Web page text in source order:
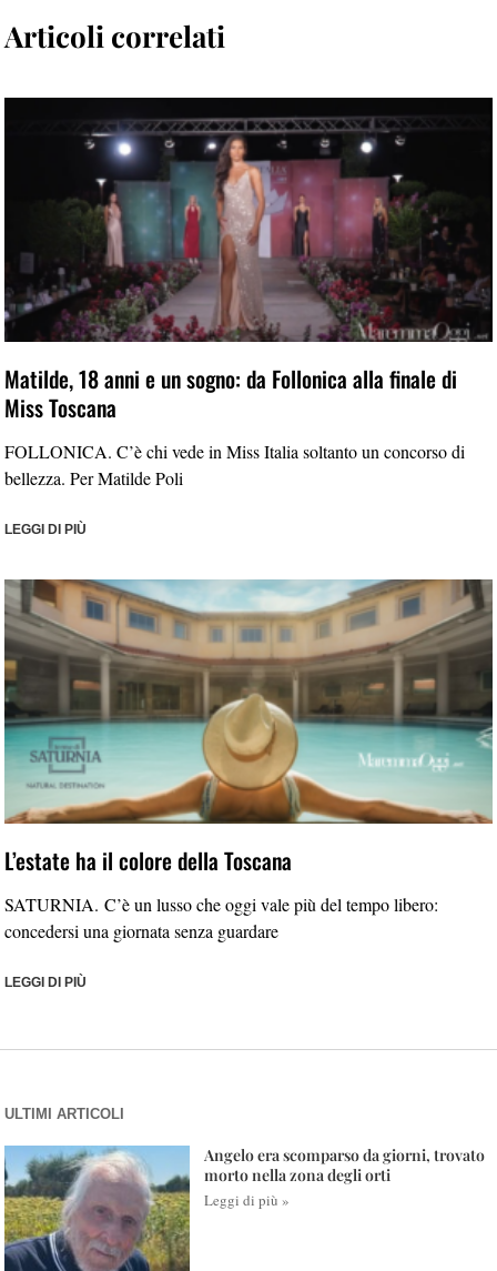
Articoli correlati
Matilde, 18 anni e un sogno: da Follonica alla finale di
Miss Toscana
FOLLONICA. C’è chi vede in Miss Italia soltanto un concorso di
bellezza. Per Matilde Poli
LEGGI DI PIÙ
L’estate ha il colore della Toscana
SATURNIA. C’è un lusso che oggi vale più del tempo libero:
concedersi una giornata senza guardare
LEGGI DI PIÙ
ULTIMI ARTICOLI
Angelo era scomparso da giorni, trovato
morto nella zona degli orti
Leggi di più »